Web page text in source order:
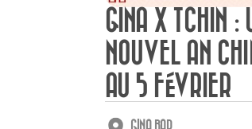
GINA X TCHIN :
NOUVEL AN
AU 5 FÉVRIER
GINA BAR